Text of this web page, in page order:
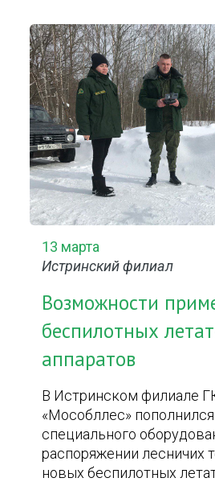
13 марта
Истринский филиал
Возможности
беспилотных
аппаратов
В Истринском филиале
«Мособллес»
специального
распоряжении лесничих
новых беспилотных